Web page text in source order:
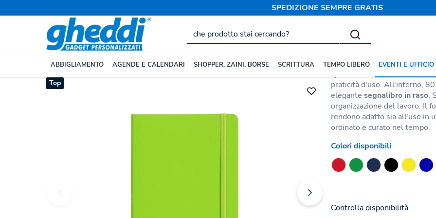
SPEDIZIONE SEMPRE GRATIS
ABBIGLIAMENTO AGENDE E CALENDARI SHOPPER, ZAINI, BORSE SCRITTURA TEMPO LIBERO EVENTI E UFFICIO
Block Notes
Top
Quaderno in PU
Quaderno realizzato inPU,
praticità d'uso. All'interno,
elegante segnalibro in raso.
organizzazione del lavoro. Il
rendono adatto sia all'uso in
ordinato e curato nel tempo.
Colori disponibili
Controlla disponibilità